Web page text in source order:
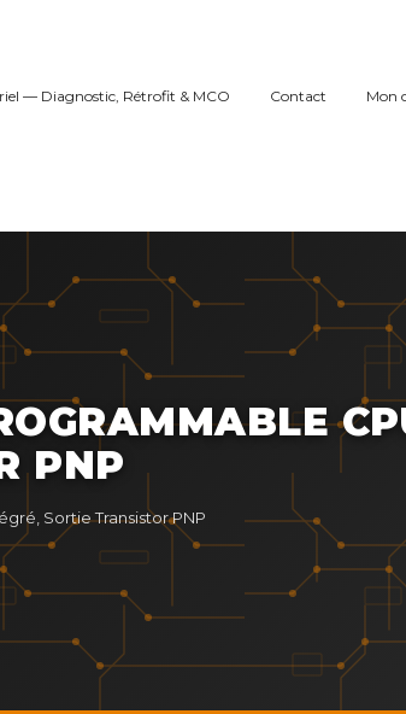
— Diagnostic, Rétrofit & MCO Contact Mon
PNP
Sortie Transistor PNP